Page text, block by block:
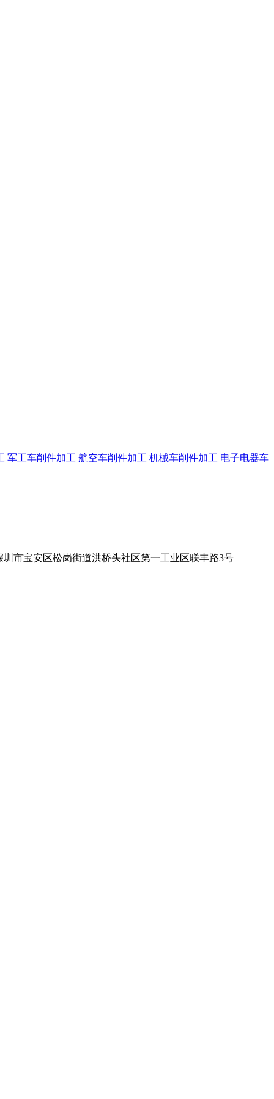
军工车削件加工 航空车削件加工 机械车削件加工 电子电器车
圳市宝安区松岗街道洪桥头社区第一工业区联丰路3号